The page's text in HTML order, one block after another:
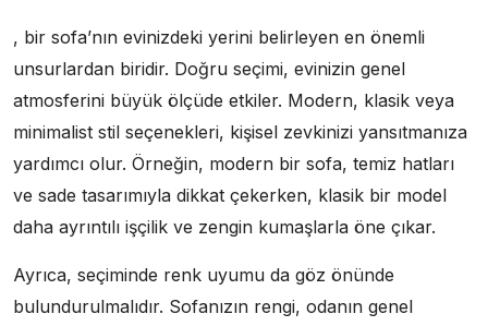
, bir sofa’nın evinizdeki yerini belirleyen en önemli
unsurlardan biridir. Doğru seçimi, evinizin genel
atmosferini büyük ölçüde etkiler. Modern, klasik veya
minimalist stil seçenekleri, kişisel zevkinizi yansıtmanıza
yardımcı olur. Örneğin, modern bir sofa, temiz hatları
ve sade tasarımıyla dikkat çekerken, klasik bir model
daha ayrıntılı işçilik ve zengin kumaşlarla öne çıkar.
Ayrıca, seçiminde renk uyumu da göz önünde
bulundurulmalıdır. Sofanızın rengi, odanın genel